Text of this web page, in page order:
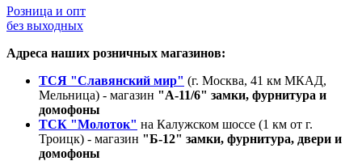
Розница и опт
без выходных
Адреса наших розничных магазинов:
ТСЯ "Славянский мир" (г. Москва, 41 км МКАД,
Мельница) - магазин "А-11/6" замки, фурнитура и
домофоны
ТСК "Молоток" на Калужском шоссе (1 км от г.
Троицк) - магазин "Б-12" замки, фурнитура, двери и
домофоны